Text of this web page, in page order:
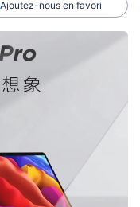
Ajoutez-nous en favori